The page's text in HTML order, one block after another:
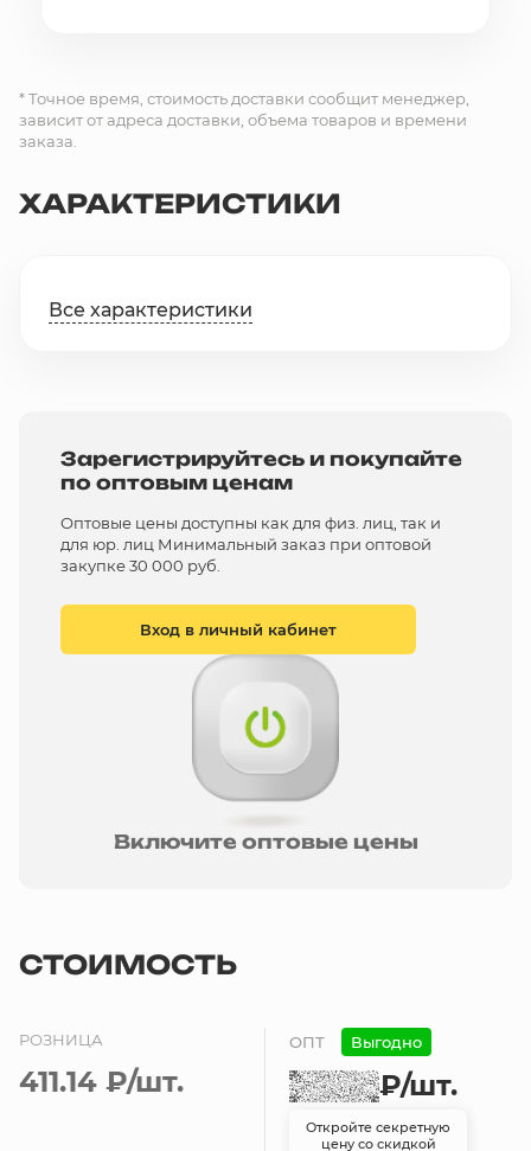
* Точное время, стоимость доставки сообщит менеджер,
зависит от адреса доставки, объема товаров и времени
заказа.
ХАРАКТЕРИСТИКИ
Все характеристики
Зарегистрируйтесь и покупайте
по оптовым ценам
Оптовые цены доступны как для физ. лиц, так и
для юр. лиц Минимальный заказ при оптовой
закупке 30 000 руб.
Вход в личный кабинет
Включите оптовые цены
СТОИМОСТЬ
РОЗНИЦА
411.14 ₽/шт.
ОПТ Выгодно
₽/шт.
Откройте секретную
цену со скидкой